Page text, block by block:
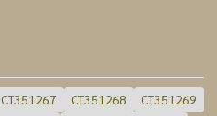
CT351267 CT351268
CT351269